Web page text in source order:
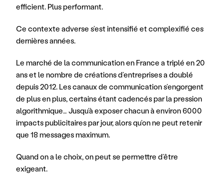
efficient. Plus performant.
Ce contexte adverse s’est intensifié et complexifié ces
dernières années.
Le marché de la communication en France a triplé en 20
ans et le nombre de créations d’entreprises a doublé
depuis 2012. Les canaux de communication s’engorgent
de plus en plus, certains étant cadencés par la pression
algorithmique… Jusqu’à exposer chacun à environ 6000
impacts publicitaires par jour, alors qu’on ne peut retenir
que 18 messages maximum.
Quand on a le choix, on peut se permettre d’être
exigeant.